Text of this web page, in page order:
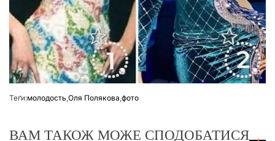
Теґи:молодость Оля Полякова фото
ВАМ ТАКОЖ МОЖЕ СПОДОБАТИСЯ